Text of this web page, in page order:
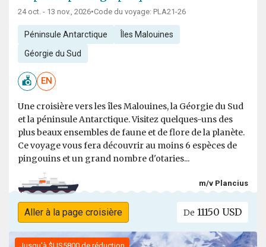
24 oct. - 13 nov., 2026•Code du voyage: PLA21-26
Péninsule Antarctique Îles Malouines
Géorgie du Sud
EN
Une croisière vers les îles Malouines, la Géorgie du Sud
et la péninsule Antarctique. Visitez quelques-uns des
plus beaux ensembles de faune et de flore de la planète.
Ce voyage vous fera découvrir au moins 6 espèces de
pingouins et un grand nombre d'otaries...
m/v Plancius
Aller à la page croisière De 11150 USD